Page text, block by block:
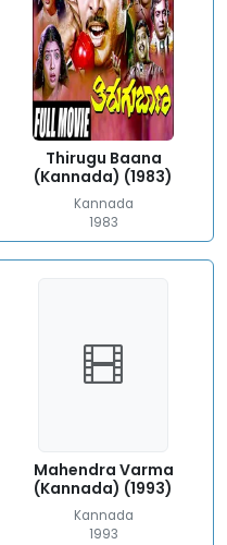
Thirugu Baana
(Kannada) (1983)
Kannada
1983
Mahendra Varma
(Kannada) (1993)
Kannada
1993